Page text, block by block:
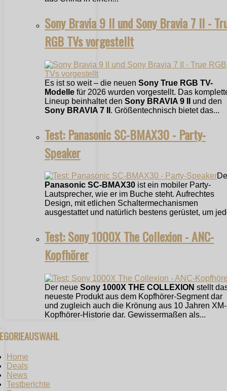
Sony Bravia 9 II und Sony Bravia 7 II -
RGB TVs vorgestellt
Es ist so weit – die neuen Sony True RGB TV-
Modelle für 2026 wurden vorgestellt. Das
Lineup beinhaltet den Sony BRAVIA 9 II
und den
Sony BRAVIA 7 II . Größentechnisch bietet das...
Test: Panasonic SC-BMAX30 - Party-
Speaker
Panasonic SC-BMAX30 ist ein mobiler Party-
Lautsprecher, wie er im Buche steht. Aufrechtes
Design, mit etlichen Schaltermechanismen
ausgestattet und natürlich bestens gerüstet, um
Test: Sony 1000X The Collexion - ANC-
Kopfhörer
Der neue Sony 1000X THE COLLEXION stellt
neueste Produkt aus dem Kopfhörer-Segment dar
und zugleich auch die Krönung aus 10 Jahren XM-
Kopfhörer-Historie dar. Gewissermaßen als...
Home
Deals
News
Testberichte